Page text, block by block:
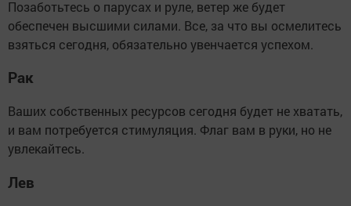
Позаботьтесь о парусах и руле, ветер же будет
обеспечен высшими силами. Все, за что вы осмелитесь
взяться сегодня, обязательно увенчается успехом.
Рак
Ваших собственных ресурсов сегодня будет не хватать,
и вам потребуется стимуляция. Флаг вам в руки, но не
увлекайтесь.
Лев